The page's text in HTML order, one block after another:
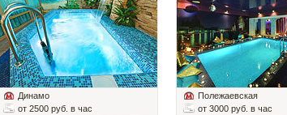
Динамо
от 2500 руб. в час
Полежаевская
от 3000 руб. в час